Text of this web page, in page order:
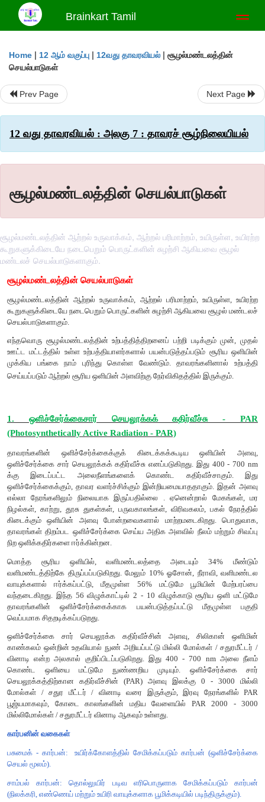
Brainkart Tamil
Home | 12 ஆம் வகுப்பு | 12வது தாவரவியல் | சூழல்மண்டலத்தின்
செயல்பாடுகள்
Prev Page Next Page
12 வது தாவரவியல் : அலகு 7 : தாவரச் சூழ்நிலையியல்
சூழல்மண்டலத்தின் செயல்பாடுகள்
சூழல்மண்டலத்தின் ஆற்றல் உருவாக்கம், ஆற்றல் பரிமாற்றம், உயிருள்ள, உயிரற்ற
கூறுகளுக்கிடையே நடைபெறும் பொருட்களின் சுழற்சி ஆகியவை சூழல்
மண்டலச் செயல்பாடுகளாகும்.
சூழல்மண்டலத்தின் செயல்பாடுகள்
சூழல்மண்டலத்தின் ஆற்றல் உருவாக்கம், ஆற்றல் பரிமாற்றம்,
எந்தவொரு சூழல்மண்டலத்தின் உற்பத்தித்திறனைப் பற்றி
ஊட்ட மட்டத்தில் உள்ள உற்பத்தியாளர்களால் பயன்படுத்தப்படும்
முக்கிய பங்கை நாம் புரிந்து கொள்ள வேண்டும்.
செய்யப்படும் ஆற்றல் சூரிய ஒளியின் அளவிற்கு நேர்விகிதத்தில்
1. ஒளிச்சேர்க்கைசார் செயலூக்கக்
(Photosynthetically Active Radiation - PAR)
தாவரங்களின் ஒளிச்சேர்க்கைக்குக் கிடைக்கக்கூடிய
ஒளிச்சேர்க்கை சார் செயலூக்கக் கதிர்வீச்சு எனப்படுகிறது.
க்கு இடைப்பட்ட அலைநீளங்களைக் கொண்ட
ஒளிச்சேர்க்கைக்கும், தாவர வளர்ச்சிக்கும்
எல்லா நேரங்களிலும் நிலையாக இருப்பதில்லை .
நிழல்கள், காற்று, தூசு துகள்கள், பருவகாலங்கள், விரிவகலம்,
கிடைக்கும் ஒளியின் அளவு போன்றவைகளால்
தாவரங்கள் திறம்பட ஒளிச்சேர்க்கை செய்ய அதிக அளவில் நீலம்
நிற ஒளிக்கதிர்களை ஈர்க்கின்றன.
மொத்த சூரிய ஒளியில், வளிமண்டலத்தை அடையும்
வளிமண்டத்திற்கே திருப்பப்படுகிறது. மேலும் 10% ஓசோன்,
வாயுக்களால் ஈர்க்கப்பட்டு, மீதமுள்ள 56% மட்டுமே
தாவரங்களின் ஒளிச்சேர்க்கைக்காக பயன்படுத்தப்பட்டு
வெப்பமாக சிதறடிக்கப்படுறது.
ஒளிச்சேர்க்கை சார் செயலூக்க கதிர்வீச்சின் அளவு,